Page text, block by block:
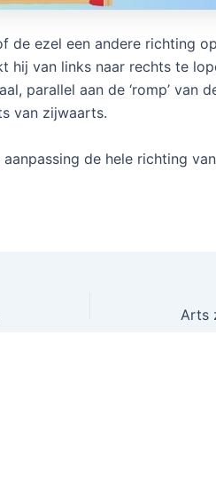
de ezel een andere richting
hij van links naar rechts te
parallel aan de ‘romp’ van
van zijwaarts.
de hele richting